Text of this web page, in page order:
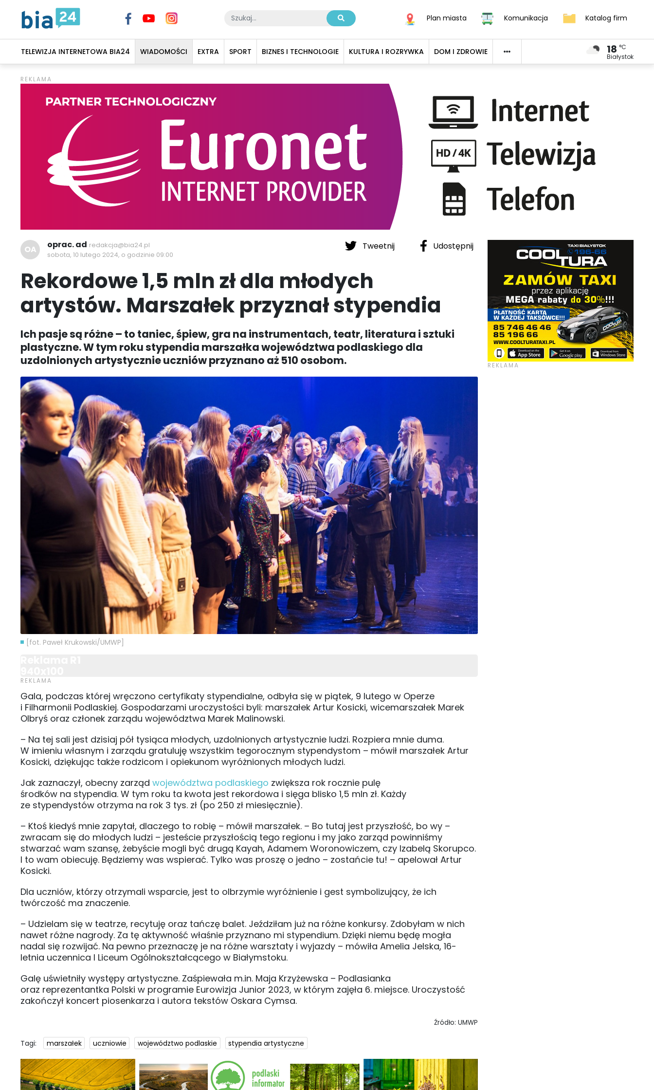
Plan miasta Komunikacja Katalog firm
TELEWIZJA INTERNETOWA BIA24 WIADOMOŚCI EXTRA SPORT BIZNES I TECHNOLOGIE KULTURA I ROZRYWKA DOM I ZDROWIE 18 °C
Białystok
Tweetnij Udostępnij
OA oprac. ad redakcja@bia24.pl
sobota, 10 lutego 2024, o godzinie 09:00
Rekordowe 1,5 mln zł dla młodych
artystów. Marszałek przyznał stypendia
Ich pasje są różne – to taniec, śpiew, gra na instrumentach, teatr, literatura i sztuki
plastyczne. W tym roku stypendia marszałka województwa podlaskiego dla
uzdolnionych artystycznie uczniów przyznano aż 510 osobom.
[fot. Paweł Krukowski/UMWP]
Gala, podczas której wręczono certyfikaty stypendialne, odbyła się w piątek, 9 lutego w Operze
i Filharmonii Podlaskiej. Gospodarzami uroczystości byli: marszałek Artur Kosicki, wicemarszałek Marek
Olbryś oraz członek zarządu województwa Marek Malinowski.
– Na tej sali jest dzisiaj pół tysiąca młodych, uzdolnionych artystycznie ludzi. Rozpiera mnie duma.
W imieniu własnym i zarządu gratuluję wszystkim tegorocznym stypendystom – mówił marszałek Artur
Kosicki, dziękując także rodzicom i opiekunom wyróżnionych młodych ludzi.
Jak zaznaczył, obecny zarząd województwa podlaskiego zwiększa rok rocznie pulę
środków na stypendia. W tym roku ta kwota jest rekordowa i sięga blisko 1,5 mln zł. Każdy
ze stypendystów otrzyma na rok 3 tys. zł (po 250 zł miesięcznie).
– Ktoś kiedyś mnie zapytał, dlaczego to robię – mówił marszałek. – Bo tutaj jest przyszłość, bo wy –
zwracam się do młodych ludzi – jesteście przyszłością tego regionu i my jako zarząd powinniśmy
stwarzać wam szansę, żebyście mogli być drugą Kayah, Adamem Woronowiczem, czy Izabelą Skorupco.
I to wam obiecuję. Będziemy was wspierać. Tylko was proszę o jedno – zostańcie tu! – apelował Artur
Kosicki.
Dla uczniów, którzy otrzymali wsparcie, jest to olbrzymie wyróżnienie i gest symbolizujący, że ich
twórczość ma znaczenie.
– Udzielam się w teatrze, recytuję oraz tańczę balet. Jeździłam już na różne konkursy. Zdobyłam w nich
nawet różne nagrody. Za tę aktywność właśnie przyznano mi stypendium. Dzięki niemu będę mogła
nadal się rozwijać. Na pewno przeznaczę je na różne warsztaty i wyjazdy – mówiła Amelia Jelska, 16-
letnia uczennica I Liceum Ogólnokształcącego w Białymstoku.
Galę uświetniły występy artystyczne. Zaśpiewała m.in. Maja Krzyżewska – Podlasianka
oraz reprezentantka Polski w programie Eurowizja Junior 2023, w którym zajęła 6. miejsce. Uroczystość
zakończył koncert piosenkarza i autora tekstów Oskara Cymsa.
Źródło: UMWP
Tagi: marszałek uczniowie województwo podlaskie stypendia artystyczne